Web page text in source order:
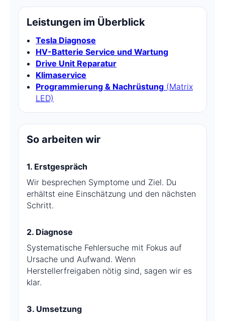
Leistungen im Überblick
Tesla Diagnose
HV-Batterie Service und Wartung
Drive Unit Reparatur
Klimaservice
Programmierung & Nachrüstung (Matrix
LED)
So arbeiten wir
1. Erstgespräch
Wir besprechen Symptome und Ziel. Du
erhältst eine Einschätzung und den nächsten
Schritt.
2. Diagnose
Systematische Fehlersuche mit Fokus auf
Ursache und Aufwand. Wenn
Herstellerfreigaben nötig sind, sagen wir es
klar.
3. Umsetzung